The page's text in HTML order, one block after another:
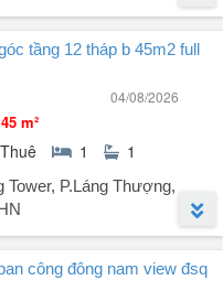
tầng 12 tháp b 45m2 full
04/08/2026
45 m²
1 1
Tower, P.Láng Thượng,
công đông nam view đsq